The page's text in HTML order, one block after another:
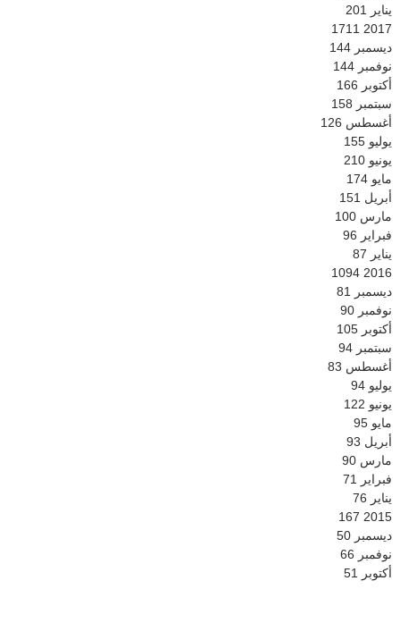
يناير 201
2017
1711
ديسمبر 144
نوفمبر 144
أكتوبر 166
سبتمبر 158
أغسطس 126
يوليو 155
يونيو 210
مايو 174
أبريل 151
مارس 100
فبراير 96
يناير 87
2016
1094
ديسمبر 81
نوفمبر 90
أكتوبر 105
سبتمبر 94
أغسطس 83
يوليو 94
يونيو 122
مايو 95
أبريل 93
مارس 90
فبراير 71
يناير 76
2015
167
ديسمبر 50
نوفمبر 66
أكتوبر 51